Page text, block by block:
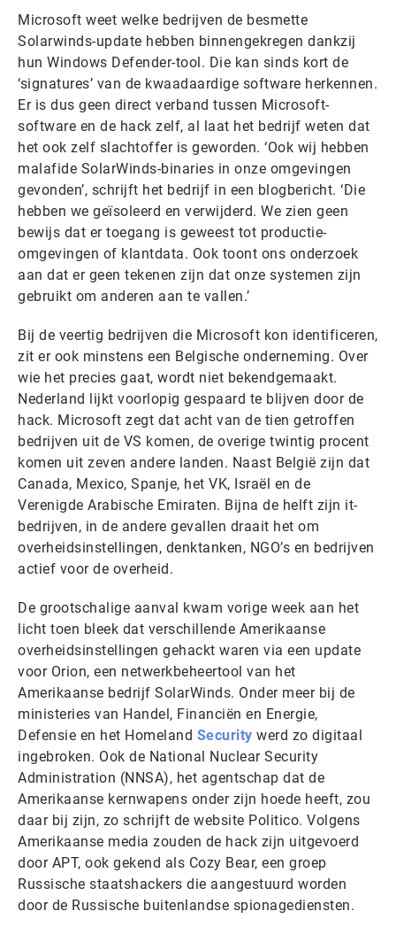
Microsoft weet welke bedrijven de besmette
Solarwinds-update hebben binnengekregen dankzij
hun Windows Defender-tool. Die kan sinds kort de
‘signatures’ van de kwaadaardige software herkennen.
Er is dus geen direct verband tussen Microsoft-
software en de hack zelf, al laat het bedrijf weten dat
het ook zelf slachtoffer is geworden. ‘Ook wij hebben
malafide SolarWinds-binaries in onze omgevingen
gevonden’, schrijft het bedrijf in een blogbericht. ‘Die
hebben we geïsoleerd en verwijderd. We zien geen
bewijs dat er toegang is geweest tot productie-
omgevingen of klantdata. Ook toont ons onderzoek
aan dat er geen tekenen zijn dat onze systemen zijn
gebruikt om anderen aan te vallen.’
Bij de veertig bedrijven die Microsoft kon identificeren,
zit er ook minstens een Belgische onderneming. Over
wie het precies gaat, wordt niet bekendgemaakt.
Nederland lijkt voorlopig gespaard te blijven door de
hack. Microsoft zegt dat acht van de tien getroffen
bedrijven uit de VS komen, de overige twintig procent
komen uit zeven andere landen. Naast België zijn dat
Canada, Mexico, Spanje, het VK, Israël en de
Verenigde Arabische Emiraten. Bijna de helft zijn it-
bedrijven, in de andere gevallen draait het om
overheidsinstellingen, denktanken, NGO’s en bedrijven
actief voor de overheid.
De grootschalige aanval kwam vorige week aan het
licht toen bleek dat verschillende Amerikaanse
overheidsinstellingen gehackt waren via een update
voor Orion, een netwerkbeheertool van het
Amerikaanse bedrijf SolarWinds. Onder meer bij de
ministeries van Handel, Financiën en Energie,
Defensie en het Homeland Security werd zo digitaal
ingebroken. Ook de National Nuclear Security
Administration (NNSA), het agentschap dat de
Amerikaanse kernwapens onder zijn hoede heeft, zou
daar bij zijn, zo schrijft de website Politico. Volgens
Amerikaanse media zouden de hack zijn uitgevoerd
door APT, ook gekend als Cozy Bear, een groep
Russische staatshackers die aangestuurd worden
door de Russische buitenlandse spionagediensten.